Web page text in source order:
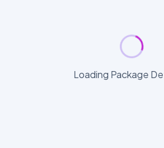
Loading Package